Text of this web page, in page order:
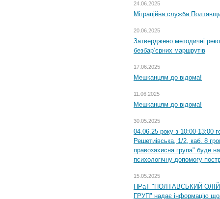
24.06.2025
Міграційна служба
20.06.2025
Затверджено методичні
безбар’єрних маршрутів
17.06.2025
Мешканцям до відома!
11.06.2025
Мешканцям до відома!
30.05.2025
04.06.25 року з 10:00-13:00
Решетиівська, 1/2, каб. 8
правозахисна група" буде
психологічну допомогу
15.05.2025
ПРаТ "ПОЛТАВСЬКИЙ
ГРУП" надає інформацію